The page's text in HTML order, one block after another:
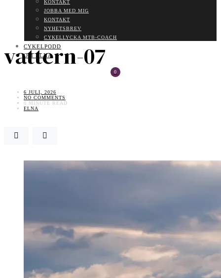
KONTAKT
JOBBA MED MIG
KONTAKT
NYHETSBREV
CYKELLYCKA MTB-COACH
CYKELPODD
OM ELNA
0
vattern-07
6 JULI, 2026
NO COMMENTS
0 MINUTE READ
ELNA